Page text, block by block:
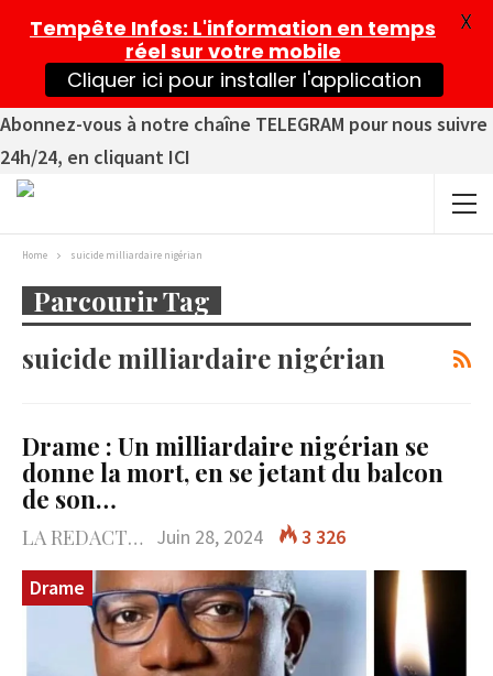
Abonnez-vous à notre chaîne TELEGRAM pour nous suivre
24h/24, en cliquant ICI
Home suicide milliardaire nigérian
Parcourir Tag
suicide milliardaire nigérian
Drame : Un milliardaire nigérian se
donne la mort, en se jetant du balcon
de son…
LA REDACTION Juin 28, 2024
3 326
Drame
Tempête Infos: L'information en temps
réel sur votre mobile
Cliquer ici pour installer l'application
X